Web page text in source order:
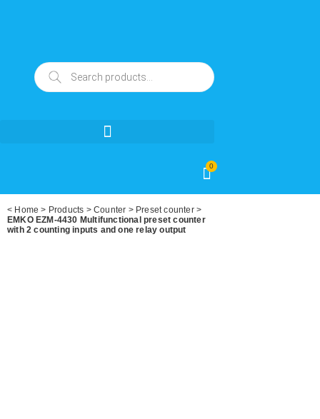
0
< Home > Products >Counter > Preset counter>
EMKO EZM-4430 Multifunctional preset counter
with 2 counting inputs and one relay output